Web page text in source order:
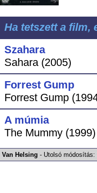
Ha tetszett a film,
Szahara
Sahara (2005)
Forrest Gump
Forrest Gump
A múmia
The Mummy (1999)
Van Helsing - Utolsó módosítás: